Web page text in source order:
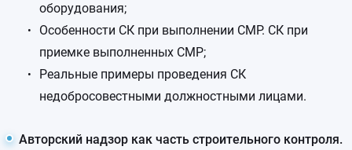
оборудования;
Особенности СК при выполнении СМР. СК при
приемке выполненных СМР;
Реальные примеры проведения СК
недобросовестными должностными лицами.
Авторский надзор как часть строительного контроля.